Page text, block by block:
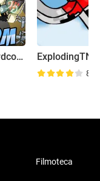
DanTDM's Hardcore Let's Play. ExplodingTNT
8.5
Filmoteca